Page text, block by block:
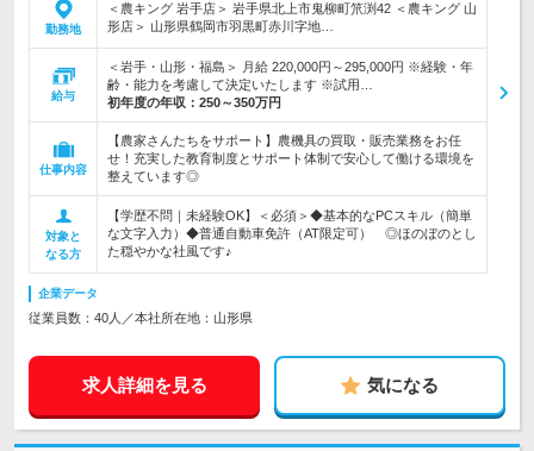
勤務地
＜農キング 岩手店＞ 岩手県北上市鬼柳町笊渕42 ＜農キング 山
形店＞ 山形県鶴岡市羽黒町赤川字地…
給与
＜岩手・山形・福島＞ 月給 220,000円～295,000円 ※経験・年
齢・能力を考慮して決定いたします ※試用…
初年度の年収： 250～350万円
仕事内容
【農家さんたちをサポート】農機具の買取・販売業務をお任
せ！充実した教育制度とサポート体制で安心して働ける環境を
整えています◎
対象と
なる方
【学歴不問｜未経験OK】＜必須＞◆基本的なPCスキル（簡単
な文字入力）◆普通自動車免許（AT限定可） ◎ほのぼのとし
た穏やかな社風です♪
企業データ
従業員数：40人／本社所在地：山形県
求人詳細を見る 気になる